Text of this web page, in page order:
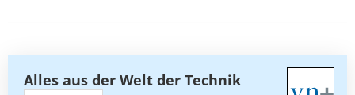
Alles aus der Welt der Technik